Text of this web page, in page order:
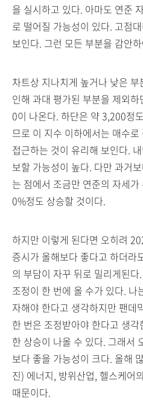
을 실시하고 있다. 아마도 연준
로 떨어질 가능성이 있다. 고점
보인다. 그런 모든 부분을 감안
차트상 지나치게 높거나 낮은
인해 과대 평가된 부분을 제외
0이 나온다. 하단은 약 3,200정
므로 이 지수 이하에서는 매수
접근하는 것이 유리해 보인다.
보할 가능성이 높다. 다만 과거
는 점에서 조금만 연준의 자세
0%정도 상승할 것이다.
하지만 이렇게 된다면 오히려
증시가 올해보다 좋다고 하더라
의 부담이 자꾸 뒤로 밀리게된
조정이 한 번에 올 수가 있다. 나
자해야 한다고 생각하지만 팬데
한 번은 조정받아야 한다고 생
한 상승이 나올 수 있다. 그래서
보다 좋을 가능성이 크다. 올해
진) 에너지, 방위산업, 헬스케어
때문이다.